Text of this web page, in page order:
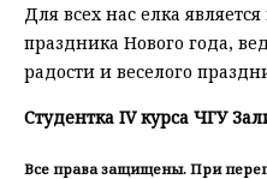
Для всех нас елка
праздника Нового года,
радости и веселого
Студентка IV курса ЧГУ
Все права защищены. При